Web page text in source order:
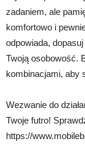
zadaniem, ale
komfortowo i
odpowiada,
Twoją osobowość.
kombinacjami, aby
Wezwanie do
Twoje futro!
https://